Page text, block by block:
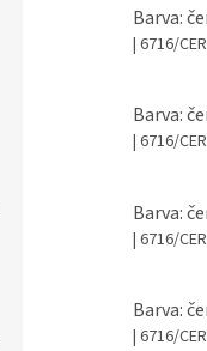
Barva:
| 6716/
Barva:
| 6716/
Barva:
| 6716/
Barva:
| 6716/